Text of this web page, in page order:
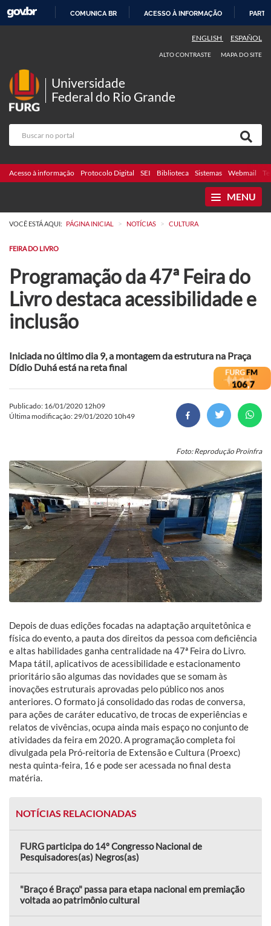
COMUNICA BR ACESSO À INFORMAÇÃO
ENGLISH ESPAÑOL
ALTO CONTRASTE MAPA DO SITE
Universidade
Federal do Rio Grande
Acesso à informação Protocolo Digital SEI Biblioteca Sistemas Webmail
MENU
VOCÊ ESTÁ AQUI: PÁGINA INICIAL > NOTÍCIAS > CULTURA
FEIRA DO LIVRO
Programação da 47ª Feira do
Livro destaca acessibilidade e
inclusão
Iniciada no último dia 9, a montagem da estrutura na Praça
Dídio Duhá está na reta final
Publicado: 16/01/2020 12h09
Última modificação: 29/01/2020 10h49
Foto: Reprodução Proinfra
Depois de duas edições focadas na adaptação arquitetônica e
física do evento, a pauta dos direitos da pessoa com deficiência
e altas habilidades ganha centralidade na 47ª Feira do Livro.
Mapa tátil, aplicativos de acessibilidade e estacionamento
prioritário são algumas das novidades que se somam às
inovações estruturais aprovadas pelo público nos anos
anteriores. O formato já consolidado das rodas de conversa,
para ações de caráter educativo, de trocas de experiências e
relatos de vivências, ocupa ainda mais espaço no conjunto de
atividades da feira em 2020. A programação completa foi
divulgada pela Pró-reitoria de Extensão e Cultura (Proexc)
nesta quinta-feira, 16 e pode ser acessada no final desta
matéria.
NOTÍCIAS RELACIONADAS
FURG participa do 14º Congresso Nacional de
Pesquisadores(as) Negros(as)
"Braço é Braço" passa para etapa nacional em premiação
voltada ao patrimônio cultural